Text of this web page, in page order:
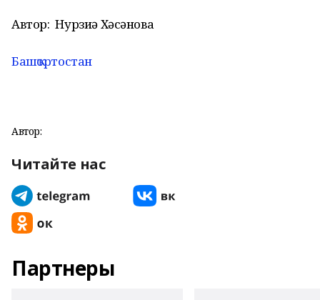
Автор: Нурзиә Хәсәнова
Башҡортостан
Автор:
Читайте нас
Партнеры